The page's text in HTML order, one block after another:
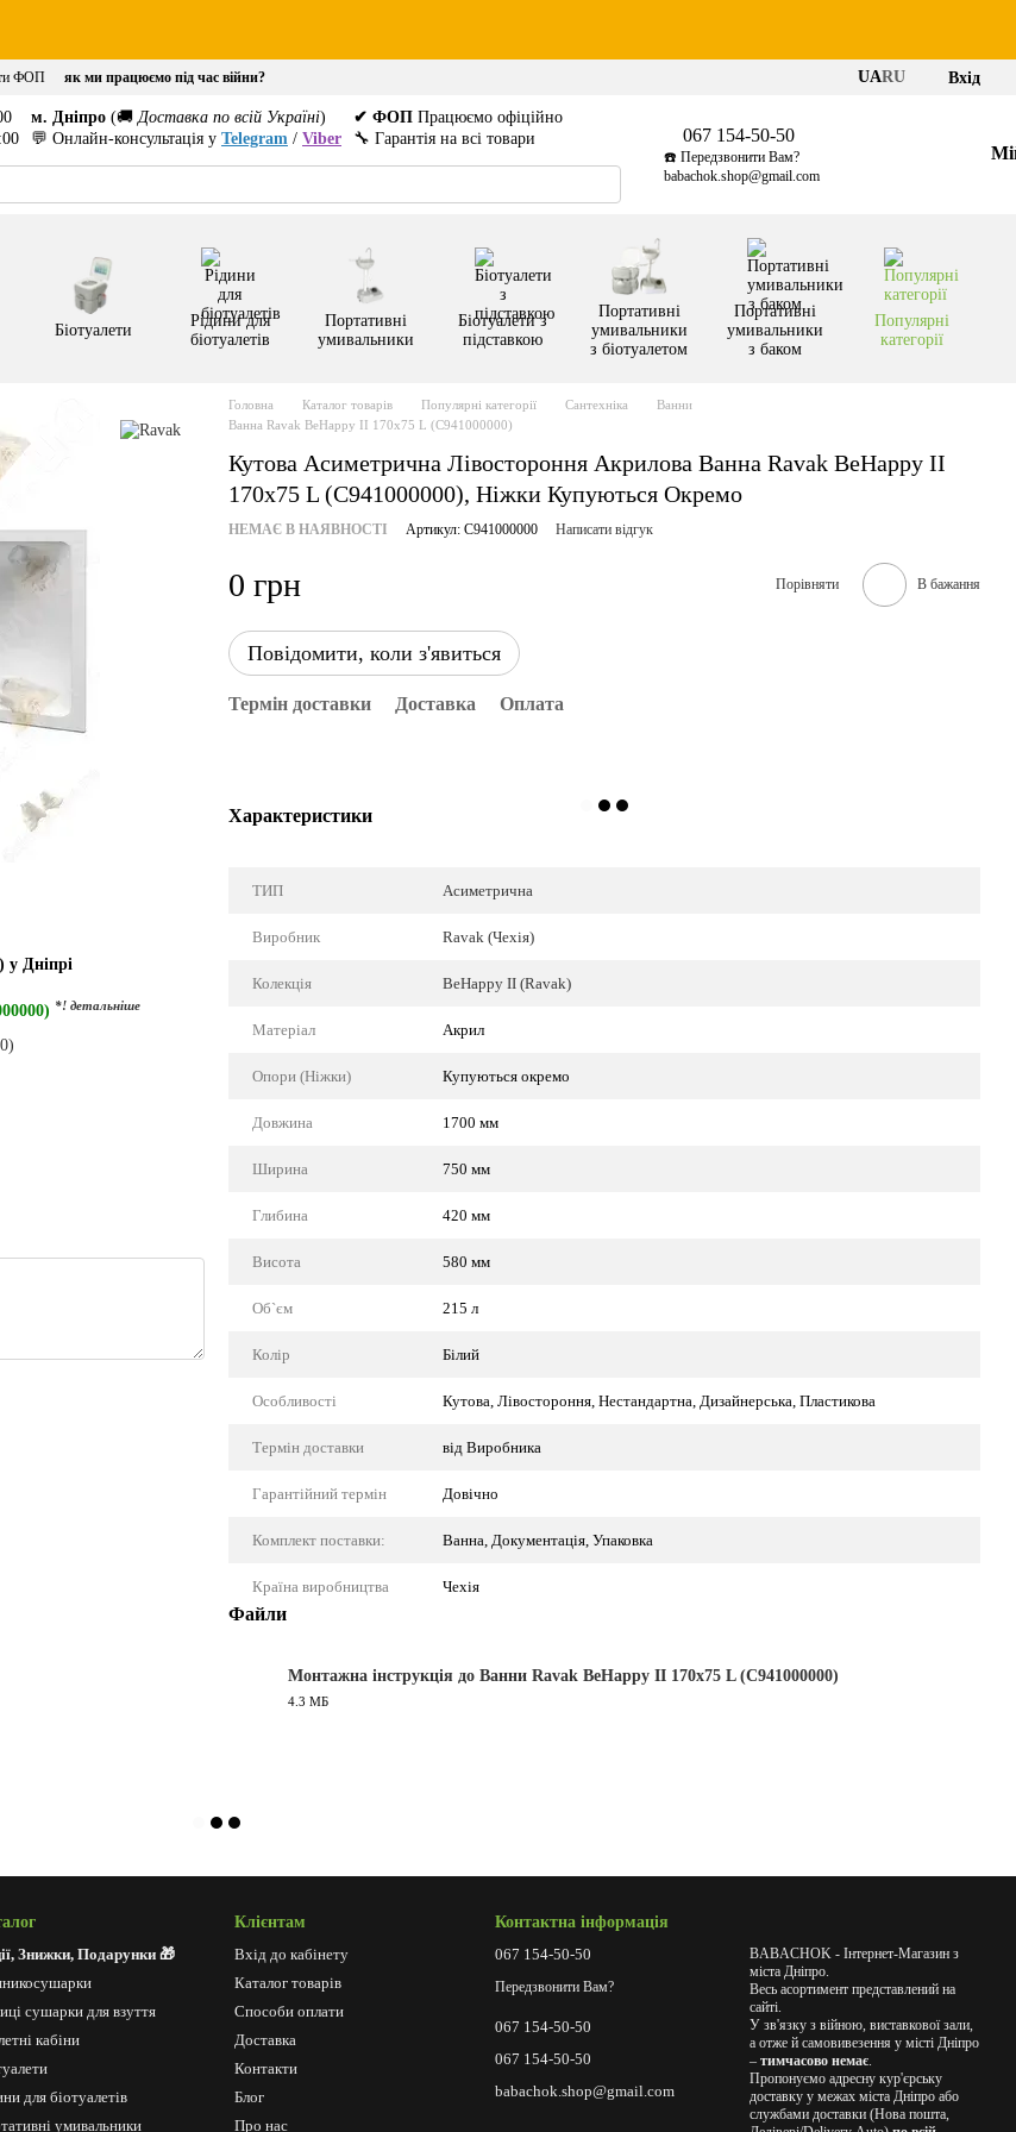
ФОП як ми працюємо під час війни? UARU Вхід
м. Дніпро (🚚 Доставка по всій Україні)
💬 Онлайн-консультація у Telegram / Viber
✔ ФОП Працюємо офіційно
🔧 Гарантія на всі товари
067 154-50-50
☎️ Передзвонити Вам?
babachok.shop@gmail.com
Біотуалети
Рідини для
біотуалетів
Портативні
умивальники
Біотуалети з
підставкою
Портативні
умивальники
з біотуалетом
Портативні
умивальники
з баком
Популярні
категорії
у Дніпрі
*! детальніше
Головна Каталог товарів Популярні категорії Сантехніка
Ванни
Ванна Ravak BeHappy II 170x75 L (C941000000)
Кутова Асиметрична Лівостороння Акрилова Ванна Ravak BeHappy II
170x75 L (C941000000), Ніжки Купуються Окремо
НЕМАЄ В НАЯВНОСТІ Артикул: C941000000 Написати відгук
0 грн Порівняти В бажання
Повідомити, коли з'явиться
Термін доставки Доставка Оплата
Характеристики
ТИП Асиметрична
Виробник Ravak (Чехія)
Колекція BeHappy II (Ravak)
Матеріал Акрил
Опори (Ніжки) Купуються окремо
Довжина 1700 мм
Ширина 750 мм
Глибина 420 мм
Висота 580 мм
Об`єм 215 л
Колір Білий
Особливості Кутова, Лівостороння, Нестандартна, Дизайнерська, Пластикова
Термін доставки від Виробника
Гарантійний термін Довічно
Комплект поставки: Ванна, Документація, Упаковка
Країна виробництва Чехія
Файли
Монтажна інструкція до Ванни Ravak BeHappy II 170x75 L (C941000000)
4.3 МБ
Знижки, Подарунки 🎁
сушарки для взуття
кабіни
для біотуалетів
умивальники
Клієнтам
Вхід до кабінету
Каталог товарів
Способи оплати
Доставка
Контакти
Блог
Про нас
Контактна інформація
067 154-50-50
Передзвонити Вам?
067 154-50-50
067 154-50-50
babachok.shop@gmail.com
BABACHOK - Інтернет-Магазин з
міста Дніпро.
Весь асортимент представлений на
сайті.
У зв'язку з війною, виставкової зали,
а отже й самовивезення у місті Дніпро
– тимчасово немає.
Пропонуємо адресну кур'єрську
доставку у межах міста Дніпро або
службами доставки (Нова пошта,